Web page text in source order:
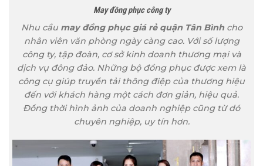
May đồng phục công ty
Nhu cầu may đồng phục giá rẻ quận Tân Bìnhcho
nhân viên văn phòng ngày càng cao. Với số lượng
công ty, tập đoàn, cơ sở kinh doanh thương mại và
dịch vụ đông đảo. Những bộ đồng phục được xem là
công cụ giúp truyền tải thông điệp của thương hiệu
đến với khách hàng một cách đơn giản, hiệu quả.
Đồng thời hình ảnh của doanh nghiệp cũng từ dó
chuyên nghiệp, uy tín hơn.